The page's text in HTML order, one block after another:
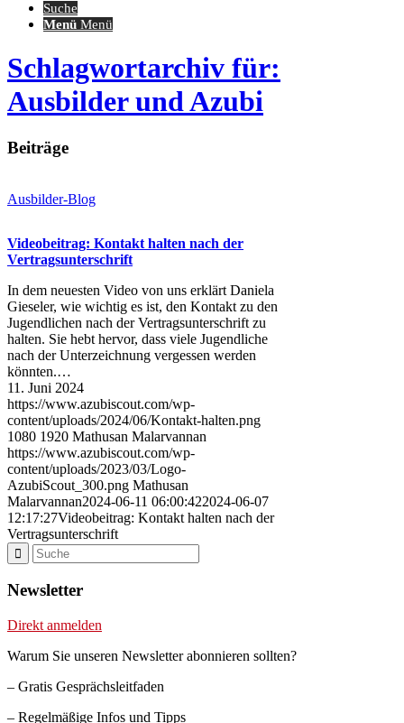
Suche
Menü Menü
Schlagwortarchiv für:
Ausbilder und Azubi
Beiträge
Ausbilder-Blog
Videobeitrag: Kontakt halten nach der
Vertragsunterschrift
In dem neuesten Video von uns erklärt Daniela
Gieseler, wie wichtig es ist, den Kontakt zu den
Jugendlichen nach der Vertragsunterschrift zu
halten. Sie hebt hervor, dass viele Jugendliche
nach der Unterzeichnung vergessen werden
könnten.…
11. Juni 2024
https://www.azubiscout.com/wp-
content/uploads/2024/06/Kontakt-halten.png
1080 1920 Mathusan Malarvannan
https://www.azubiscout.com/wp-
content/uploads/2023/03/Logo-
AzubiScout_300.png Mathusan
Malarvannan2024-06-11 06:00:422024-06-07
12:17:27Videobeitrag: Kontakt halten nach der
Vertragsunterschrift
Newsletter
Direkt anmelden
Warum Sie unseren Newsletter abonnieren sollten?
– Gratis Gesprächsleitfaden
– Regelmäßige Infos und Tipps